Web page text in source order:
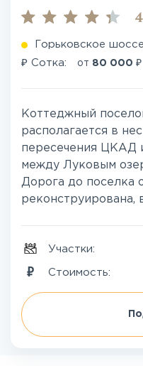
Горьковское шоссе
₽ Сотка: от 80 000 ₽
Коттеджный
располагается в
пересечения ЦКАД
между Луковым
Дорога до поселка
реконструирована,
Участки:
Стоимость: